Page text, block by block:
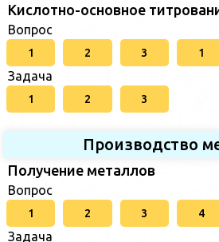
Кислотно-основное
Вопрос
1 2 3 1
Задача
1 2 3
Производство
Получение металлов
Вопрос
1 2 3 4
Задача